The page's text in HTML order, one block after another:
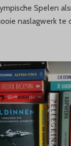
Spelen
naslagwerk te